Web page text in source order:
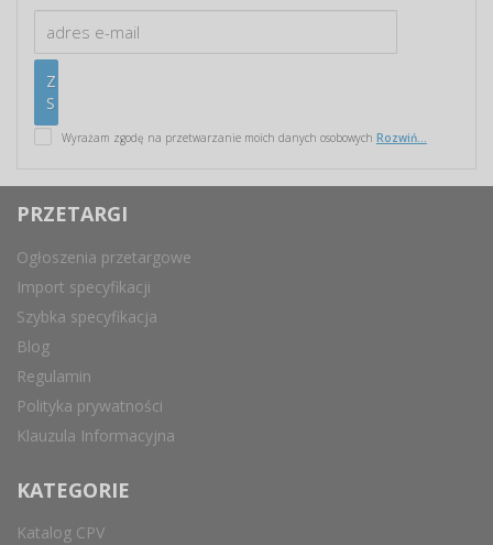
Wyrażam zgodę na przetwarzanie moich danych osobowych Rozwiń...
PRZETARGI
Ogłoszenia przetargowe
Import specyfikacji
Szybka specyfikacja
Blog
Regulamin
Polityka prywatności
Klauzula Informacyjna
KATEGORIE
Katalog CPV